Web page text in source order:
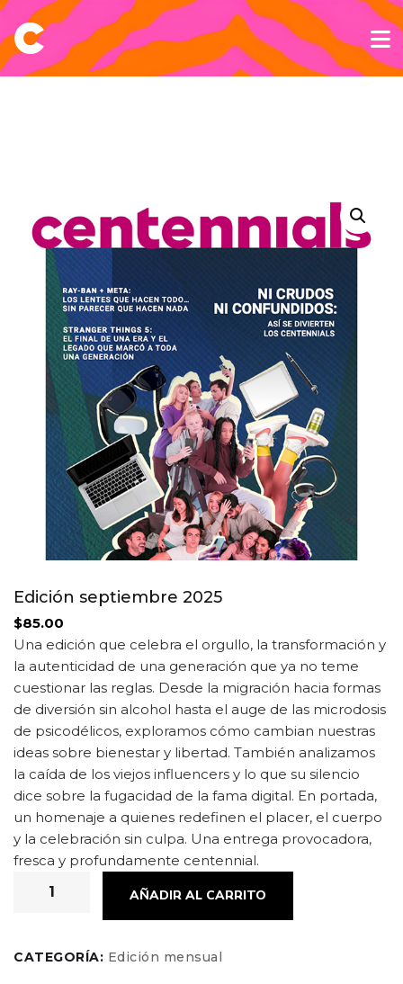
Edición septiembre 2025
$85.00
Una edición que celebra el orgullo, la transformación y
la autenticidad de una generación que ya no teme
cuestionar las reglas. Desde la migración hacia formas
de diversión sin alcohol hasta el auge de las microdosis
de psicodélicos, exploramos cómo cambian nuestras
ideas sobre bienestar y libertad. También analizamos
la caída de los viejos influencers y lo que su silencio
dice sobre la fugacidad de la fama digital. En portada,
un homenaje a quienes redefinen el placer, el cuerpo
y la celebración sin culpa. Una entrega provocadora,
fresca y profundamente centennial.
AÑADIR AL CARRITO
CATEGORÍA: Edición mensual